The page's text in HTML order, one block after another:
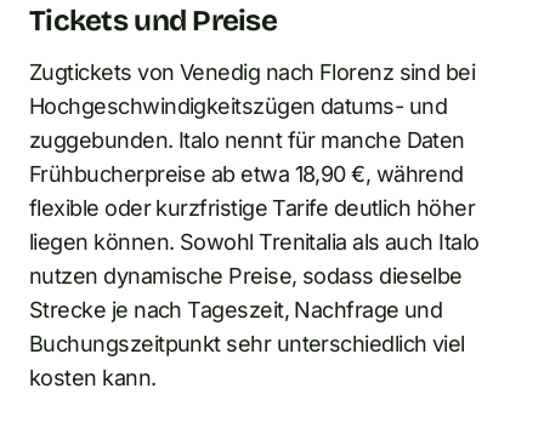
Tickets und Preise
Zugtickets von Venedig nach Florenz sind bei
Hochgeschwindigkeitszügen datums- und
zuggebunden. Italo nennt für manche Daten
Frühbucherpreise ab etwa 18,90 €, während
flexible oder kurzfristige Tarife deutlich höher
liegen können. Sowohl Trenitalia als auch Italo
nutzen dynamische Preise, sodass dieselbe
Strecke je nach Tageszeit, Nachfrage und
Buchungszeitpunkt sehr unterschiedlich viel
kosten kann.